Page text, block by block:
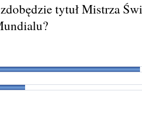
tytuł Mistrza